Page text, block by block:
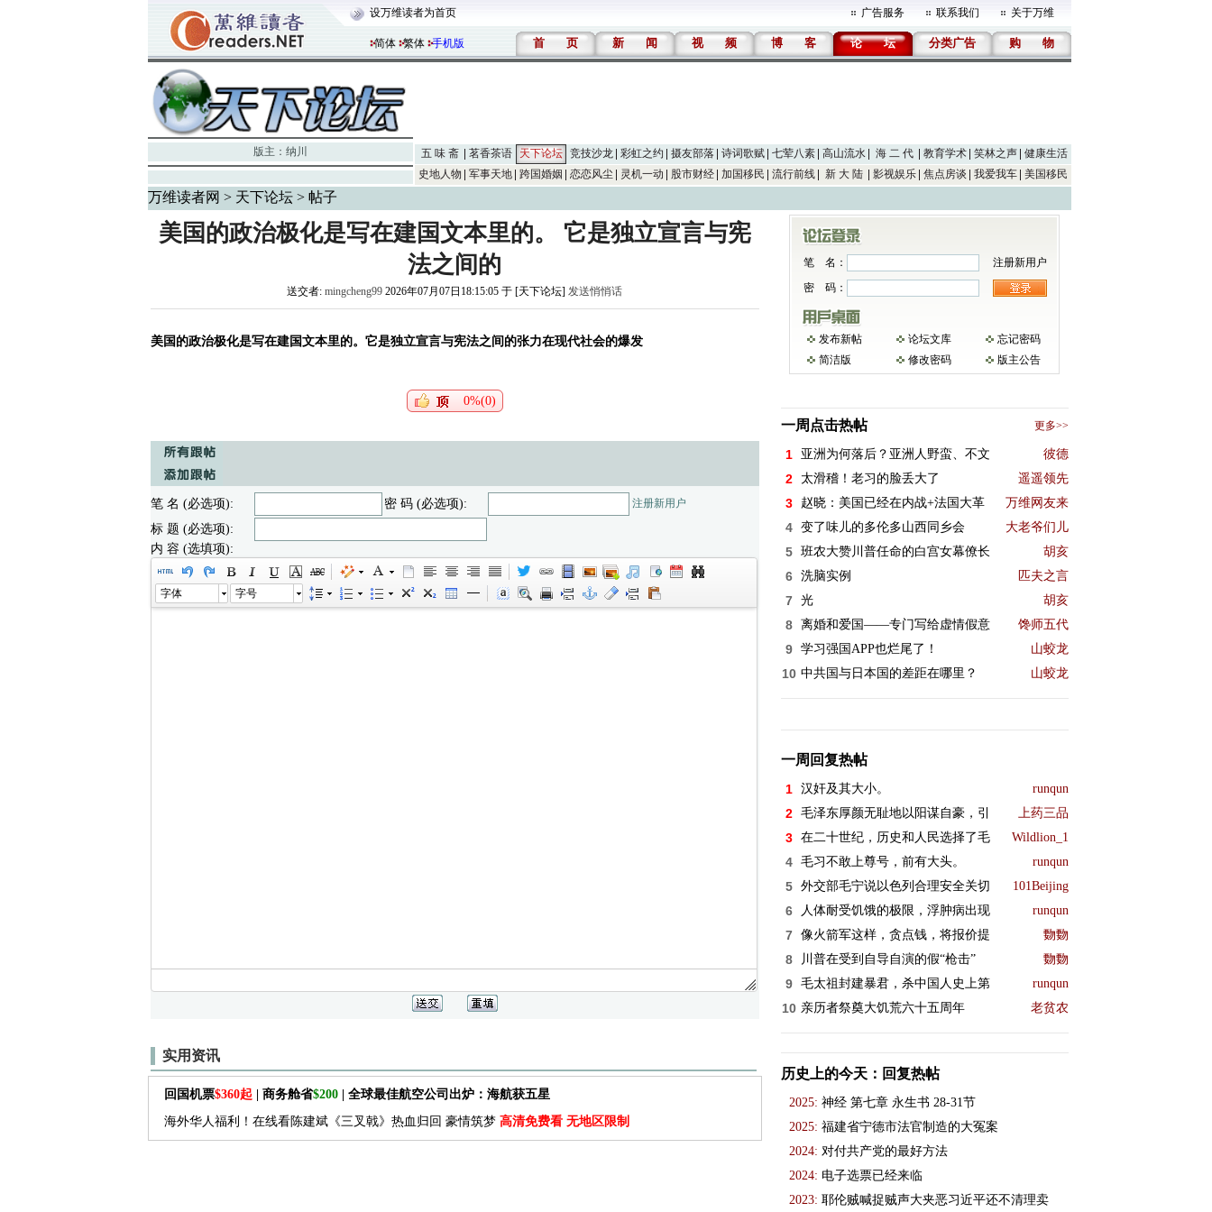
设万维读者为首页 广告服务 联系我们 关于万维
简体 繁体 手机版 首 页 新 闻 视 频 博 客 论 坛 分类广告 购 物
版主： 纳川 五 味 斋 茗香茶语 天下论坛 竞技沙龙 彩虹之约 摄友部落 诗词歌赋 七荤八素 高山流水 海 二 代 教育学术 笑林之声
健康生活
史地人物
军事天地 跨国婚姻 恋恋风尘 灵机一动 股市财经 加国移民 流行前线 新 大 陆 影视娱乐 焦点房谈 我爱我车 美国移民
万维读者网 > 天下论坛> 帖子
美国的政治极化是写在建国文本里的。 它是独立宣言与宪
法之间的
送交者: mingcheng99 2026年07月07日18:15:05 于 [天下论坛] 发送悄悄话
美国的政治极化是写在建国文本里的。 它是独立宣言与宪法之间的张力在现代社会的爆发
0%(0)
笔 名 (必选项): 密 码 (必选项): 注册新用户
标 题 (必选项):
内 容 (选填项):
字体 字号
实用资讯
回国机票$360起 | 商务舱省$200| 全球最佳航空公司出炉：海航获五星
海外华人福利！在线看陈建斌《三叉戟》热血归回 豪情筑梦 高清免费看 无地区限制
笔 名：
注册新用户
密 码：
发布新帖 论坛文库
忘记密码
简洁版
修改密码 版主公告
一周点击热帖 更多>>
1 亚洲为何落后？亚洲人野蛮、不文 彼德
2 太滑稽！老习的脸丢大了 遥遥领先
3 赵晓：美国已经在内战+法国大革 万维网友来
4 变了味儿的多伦多山西同乡会 大老爷们儿
5 班农大赞川普任命的白宫女幕僚长 胡亥
6 洗脑实例 匹夫之言
7 光 胡亥
8 离婚和爱国——专门写给虚情假意 馋师五代
9 学习强国APP也烂尾了！ 山蛟龙
10 中共国与日本国的差距在哪里？ 山蛟龙
一周回复热帖
1 汉奸及其大小。 runqun
2 毛泽东厚颜无耻地以阳谋自豪，引 上药三品
3 在二十世纪，历史和人民选择了毛 Wildlion_1
4 毛习不敢上尊号，前有大头。 runqun
5 外交部毛宁说以色列合理安全关切 101Beijing
6 人体耐受饥饿的极限，浮肿病出现 runqun
7 像火箭军这样，贪点钱，将报价提 覅覅
8 川普在受到自导自演的假“枪击” 覅覅
9 毛太祖封建暴君，杀中国人史上第 runqun
10 亲历者祭奠大饥荒六十五周年 老贫农
历史上的今天：回复热帖
2025: 神经 第七章 永生书 28-31节
2025: 福建省宁德市法官制造的大冤案
2024: 对付共产党的最好方法
2024: 电子选票已经来临
2023: 耶伦贼喊捉贼声大夹恶习近平还不清理卖